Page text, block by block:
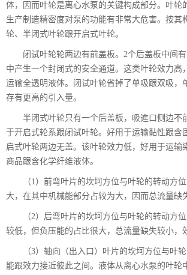
体，因而叶轮是离心水泵的关键构成部分。叶轮
生产制造精密度对泵的功能有非常大危害。按其
轮、半闭式叶轮跟开启式叶轮。
闭试叶轮轮两边有前盖板。2个后盖板中间
中产生一个封闭式的安全通道。这类叶轮效力高
运输全透明液体。闭试叶轮省掉了单吸跟双吸，
存有更高的引入量。
半闭式叶轮只有一个后盖板，吸進口侧边不
于开启式轮系跟闭试叶轮。好用于运输黏性跟含
启式叶轮两边无盖。该叶轮效力低，好用于运输
商品跟含化学纤维液体。
（1）前弯叶片的坎坷方位与叶轮的转动方
大，在其中机械能部分占较为大，因而总流量缺
（2）后弯叶片的坎坷方位与叶轮的转动方
较低，但负压能的占比很大，总流量缺失较小，
（3）轴向（出入口）叶片的坎坷方位与叶
能跟效力接近彼此之间。液体从离心水泵的叶轮